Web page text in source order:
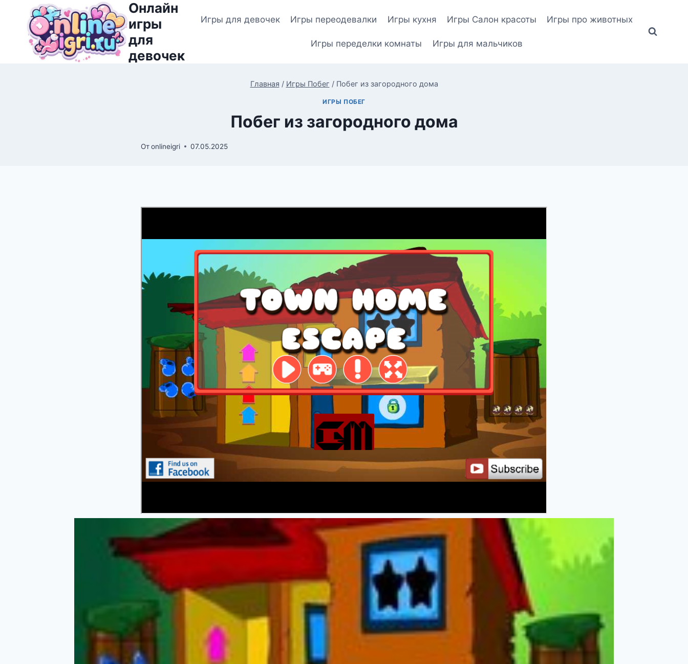
Перейти
содержимому
Онлайн
игры
для
девочек
Игры для девочек Игры переодевалки Игры кухня Игры Салон красоты Игры про животных
Игры переделки комнаты Игры для мальчиков
Главная / Игры Побег / Побег из загородного дома
ИГРЫ ПОБЕГ
Побег из загородного дома
Отonlineigri 07.05.2025